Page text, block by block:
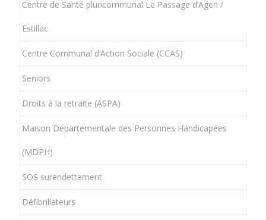
Centre de Santé pluricommunal Le Passage d’Agen /
Estillac
Centre Communal d’Action Sociale (CCAS)
Seniors
Droits à la retraite (ASPA)
Maison Départementale des Personnes Handicapées
(MDPH)
SOS surendettement
Défibrillateurs